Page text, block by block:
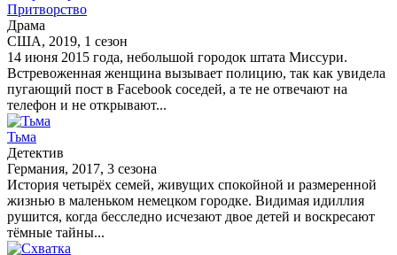
Притворство
Драма
США, 2019, 1 сезон
14 июня 2015 года, небольшой городок штата Миссури.
Встревоженная женщина вызывает полицию, так как увидела
пугающий пост в Facebook соседей, а те не отвечают на
телефон и не открывают...
Тьма
Детектив
Германия, 2017, 3 сезона
История четырёх семей, живущих спокойной и размеренной
жизнью в маленьком немецком городке. Видимая идиллия
рушится, когда бесследно исчезают двое детей и воскресают
тёмные тайны...